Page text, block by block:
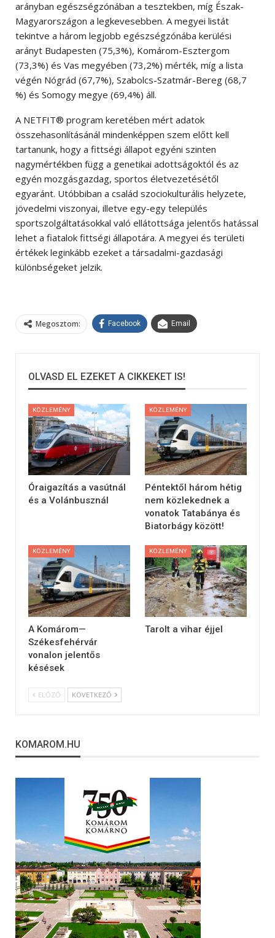
arányban egészségzónában a tesztekben, míg Észak-
Magyarországon a legkevesebben. A megyei listát
tekintve a három legjobb egészségzónába kerülési
arányt Budapesten (75,3%), Komárom-Esztergom
(73,3%) és Vas megyében (73,2%) mérték, míg a lista
végén Nógrád (67,7%), Szabolcs-Szatmár-Bereg (68,7
%) és Somogy megye (69,4%) áll.
A NETFIT® program keretében mért adatok
összehasonlításánál mindenképpen szem előtt kell
tartanunk, hogy a fittségi állapot egyéni szinten
nagymértékben függ a genetikai adottságoktól és az
egyén mozgásgazdag, sportos életvezetésétől
egyaránt. Utóbbiban a család szociokulturális helyzete,
jövedelmi viszonyai, illetve egy-egy település
sportszolgáltatásokkal való ellátottsága jelentős hatással
lehet a fiatalok fittségi állapotára. A megyei és területi
értékek leginkább ezeket a társadalmi-gazdasági
különbségeket jelzik.
Megosztom: Facebook Email
OLVASD EL EZEKET A CIKKEKET IS!
KÖZLEMÉNY
Óraigazítás a vasútnál
és a Volánbusznál
KÖZLEMÉNY
Péntektől három hétig
nem közlekednek a
vonatok Tatabánya és
Biatorbágy között!
KÖZLEMÉNY
A Komárom—
Székesfehérvár
vonalon jelentős
késések
KÖZLEMÉNY
Tarolt a vihar éjjel
ELŐZŐ KÖVETKEZŐ
KOMAROM.HU